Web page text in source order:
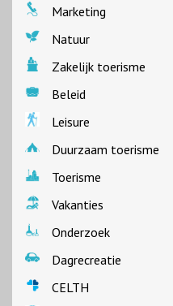
Marketing
Natuur
Zakelijk toerisme
Beleid
Leisure
Duurzaam toerisme
Toerisme
Vakanties
Onderzoek
Dagrecreatie
CELTH